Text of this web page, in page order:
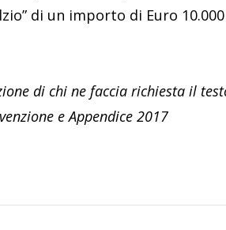
di un importo di Euro
di chi ne faccia richiesta il
e Appendice 2017